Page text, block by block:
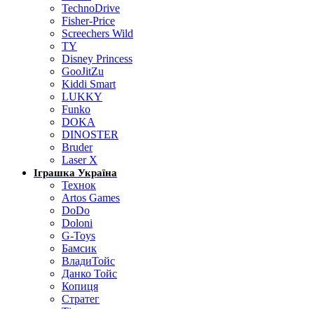
TechnoDrive
Fisher-Price
Screechers Wild
TY
Disney Princess
GooJitZu
Kiddi Smart
LUKKY
Funko
DOKA
DINOSTER
Bruder
Laser X
Іграшка Україна
Технок
Artos Games
DoDo
Doloni
G-Toys
Бамсик
ВладиТойс
Данко Тойс
Копиця
Стратег